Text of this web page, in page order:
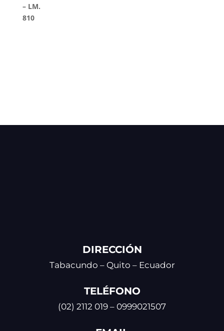
– LM.
810
DIRECCIÓN
Tabacundo – Quito – Ecuador
TELÉFONO
(02) 2112 019 – 0999021507